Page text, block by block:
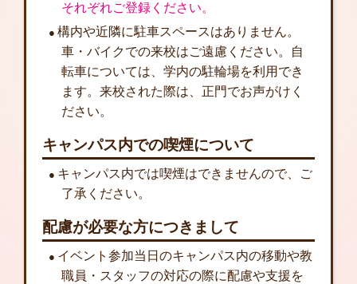
それぞれご登録ください。
構内や近隣に駐車スペースはありません。
車・バイクでの来校はご遠慮ください。自
転車については、学内の駐輪場を利用でき
ます。来校された際は、正門でお声がけく
ださい。
キャンパス内での喫煙について
キャンパス内では喫煙はできませんので、ご
了承ください。
配慮が必要な方につきまして
イベント参加当日のキャンパス内の移動や教
職員・スタッフの対応の際に配慮や支援を